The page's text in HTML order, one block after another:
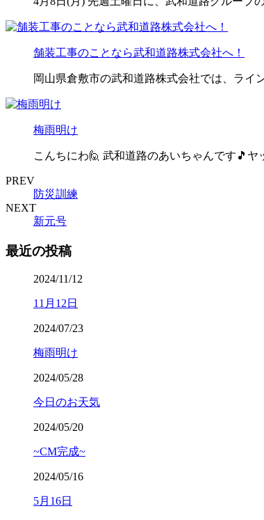
舗装工事のことなら武和道路株式会社へ！
岡山県倉敷市の武和道路株式会社では、ラ
梅雨明け
こんちにわ🙋 武和道路のあいちゃんです🎵
PREV
防災訓練
NEXT
新元号
最近の投稿
2024/11/12
11月12日
2024/07/23
梅雨明け
2024/05/28
今日のお天気
2024/05/20
~CM完成~
2024/05/16
5月16日